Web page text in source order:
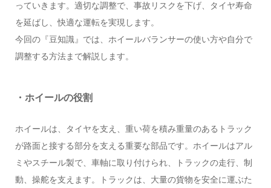
っていきます。適切な調整で、事故リスクを下げ、タイヤ寿命
を延ばし、快適な運転を実現します。
今回の『豆知識』では、ホイールバランサーの使い方や自分で
調整する方法まで解説します。
・ホイールの役割
ホイールは、タイヤを支え、重い荷を積み重量のあるトラック
が路面と接する部分を支える重要な部品です。ホイールはアル
ミやスチール製で、車軸に取り付けられ、トラックの走行、制
動、操舵を支えます。トラックは、大量の貨物を安全に運ぶた